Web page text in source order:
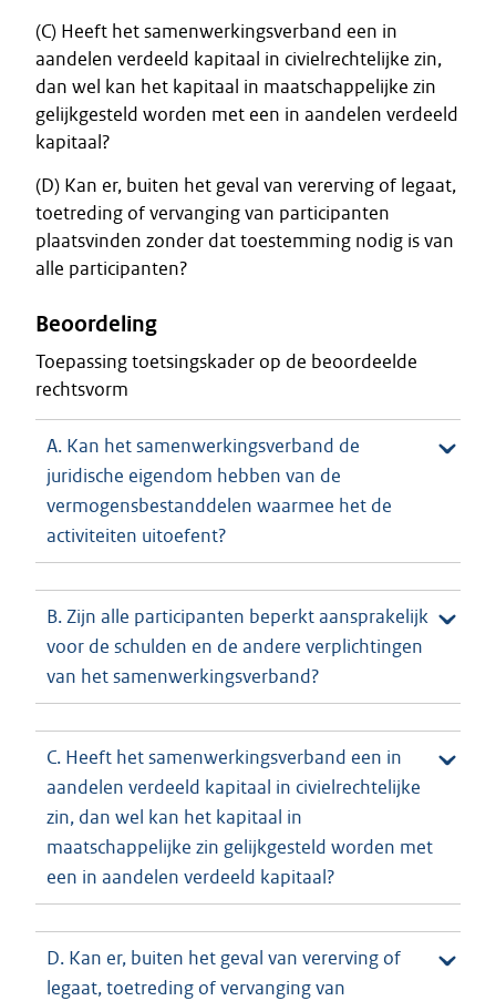
(C) Heeft het samenwerkingsverband een in
aandelen verdeeld kapitaal in civielrechtelijke zin,
dan wel kan het kapitaal in maatschappelijke zin
gelijkgesteld worden met een in aandelen verdeeld
kapitaal?
(D) Kan er, buiten het geval van vererving of legaat,
toetreding of vervanging van participanten
plaatsvinden zonder dat toestemming nodig is van
alle participanten?
Beoordeling
Toepassing toetsingskader op de beoordeelde
rechtsvorm
A. Kan het samenwerkingsverband de
juridische eigendom hebben van de
vermogensbestanddelen waarmee het de
activiteiten uitoefent?
B. Zijn alle participanten beperkt aansprakelijk
voor de schulden en de andere verplichtingen
van het samenwerkingsverband?
C. Heeft het samenwerkingsverband een in
aandelen verdeeld kapitaal in civielrechtelijke
zin, dan wel kan het kapitaal in
maatschappelijke zin gelijkgesteld worden met
een in aandelen verdeeld kapitaal?
D. Kan er, buiten het geval van vererving of
legaat, toetreding of vervanging van